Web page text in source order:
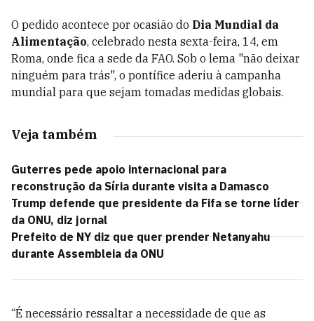
O pedido acontece por ocasião do Dia Mundial da
Alimentação, celebrado nesta sexta-feira, 14, em
Roma, onde fica a sede da FAO. Sob o lema "não deixar
ninguém para trás", o pontífice aderiu à campanha
mundial para que sejam tomadas medidas globais.
Veja também
Guterres pede apoio internacional para
reconstrução da Síria durante visita a Damasco
Trump defende que presidente da Fifa se torne líder
da ONU, diz jornal
Prefeito de NY diz que quer prender Netanyahu
durante Assembleia da ONU
“É necessário ressaltar a necessidade de que as